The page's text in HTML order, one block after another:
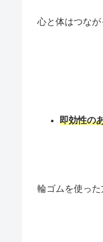
心と体はつなが
即効性の
輪ゴムを使った